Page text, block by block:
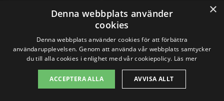
Få 3 erbjudanden, gratis och utan
förpliktelser
×
Denna webbplats använder
cookies
Denna webbplats använder cookies för att förbättra
användarupplevelsen. Genom att använda vår webbplats samtycker
du till alla cookies i enlighet med vår cookiepolicy. Läs mer
ACCEPTERA ALLA AVVISA ALLT